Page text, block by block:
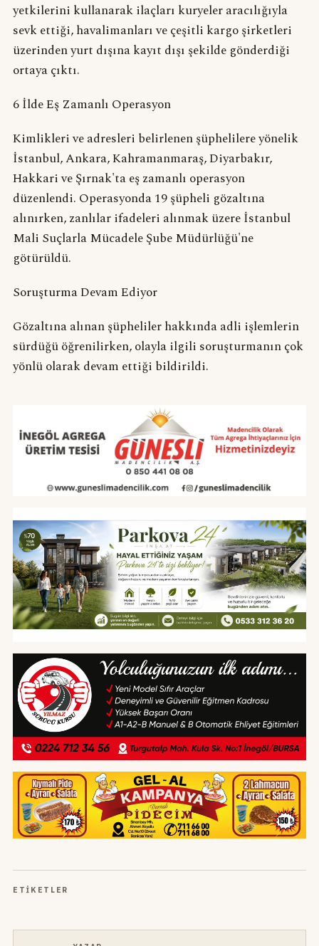
yetkilerini kullanarak ilaçları kuryeler aracılığıyla
sevk ettiği, havalimanları ve çeşitli kargo şirketleri
üzerinden yurt dışına kayıt dışı şekilde gönderdiği
ortaya çıktı.
6 İlde Eş Zamanlı Operasyon
Kimlikleri ve adresleri belirlenen şüphelilere yönelik
İstanbul, Ankara, Kahramanmaraş, Diyarbakır,
Hakkari ve Şırnak'ta eş zamanlı operasyon
düzenlendi. Operasyonda 19 şüpheli gözaltına
alınırken, zanlılar ifadeleri alınmak üzere İstanbul
Mali Suçlarla Mücadele Şube Müdürlüğü'ne
götürüldü.
Soruşturma Devam Ediyor
Gözaltına alınan şüpheliler hakkında adli işlemlerin
sürdüğü öğrenilirken, olayla ilgili soruşturmanın çok
yönlü olarak devam ettiği bildirildi.
ETIKETLER